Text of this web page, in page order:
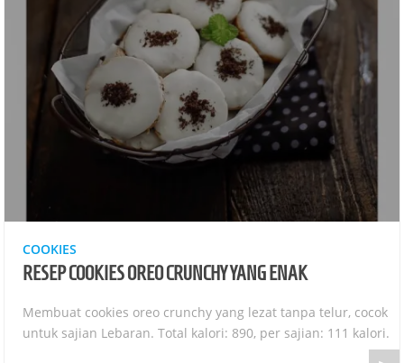
COOKIES
RESEP COOKIES OREO CRUNCHY YANG ENAK
Membuat cookies oreo crunchy yang lezat tanpa telur, cocok
untuk sajian Lebaran. Total kalori: 890, per sajian: 111 kalori.